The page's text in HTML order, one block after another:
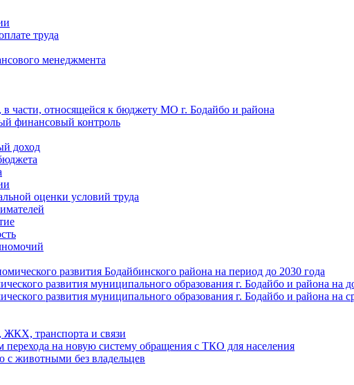
труда
менеджмента
части, относящейся к бюджету МО г. Бодайбо и района
финансовый контроль
доход
оценки условий труда
развития Бодайбинского района на период до 2030 года
развития муниципального образования г. Бодайбо и района на
развития муниципального образования г. Бодайбо и района на
транспорта и связи
перехода на новую систему обращения с ТКО для населения
животными без владельцев